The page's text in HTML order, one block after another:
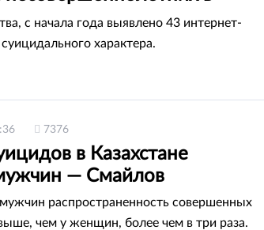
с начала года выявлено 43 интернет-
характера.
7376
в Казахстане
— Смайлов
распространенность совершенных
чем у женщин, более чем в три раза.